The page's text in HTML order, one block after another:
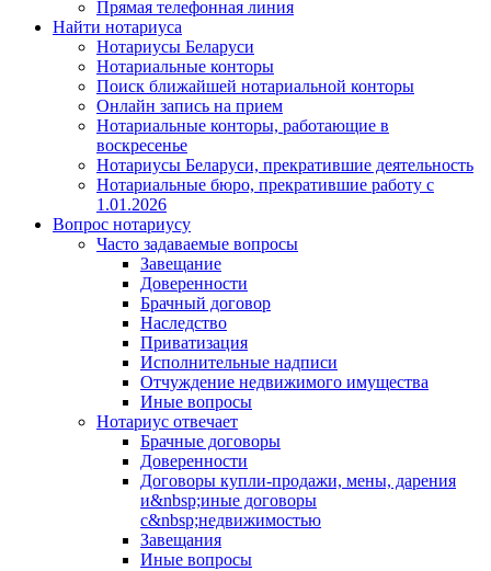
Прямая телефонная линия
Найти нотариуса
Нотариусы Беларуси
Нотариальные конторы
Поиск ближайшей нотариальной конторы
Онлайн запись на прием
Нотариальные конторы, работающие в
воскресенье
Нотариусы Беларуси, прекратившие деятельность
Нотариальные бюро, прекратившие работу с
1.01.2026
Вопрос нотариусу
Часто задаваемые вопросы
Завещание
Доверенности
Брачный договор
Наследство
Приватизация
Исполнительные надписи
Отчуждение недвижимого имущества
Иные вопросы
Нотариус отвечает
Брачные договоры
Доверенности
Договоры купли-продажи, мены, дарения
и&nbsp;иные договоры
с&nbsp;недвижимостью
Завещания
Иные вопросы